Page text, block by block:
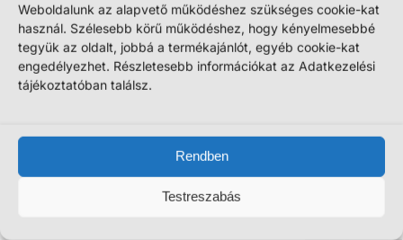
Weboldalunk az alapvető működéshez szükséges cookie-kat
használ. Szélesebb körű működéshez, hogy kényelmesebbé
tegyük az oldalt, jobbá a termékajánlót, egyéb cookie-kat
engedélyezhet. Részletesebb információkat az Adatkezelési
tájékoztatóban találsz.
Rendben
Testreszabás
Elemmel működik Igen, nem tartozék
Zenél, hangot ad Nem
Kategóriák: Tudományos játékok,4M,Állatka,Dinoszaurusz
Elektronikus játék,Népszerű márka
Még ezek is érdekelhetnek